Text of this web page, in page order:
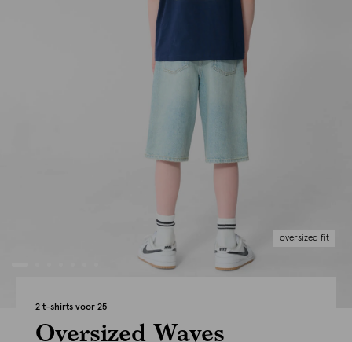
oversized fit
2 t-shirts voor 25
Oversized Waves